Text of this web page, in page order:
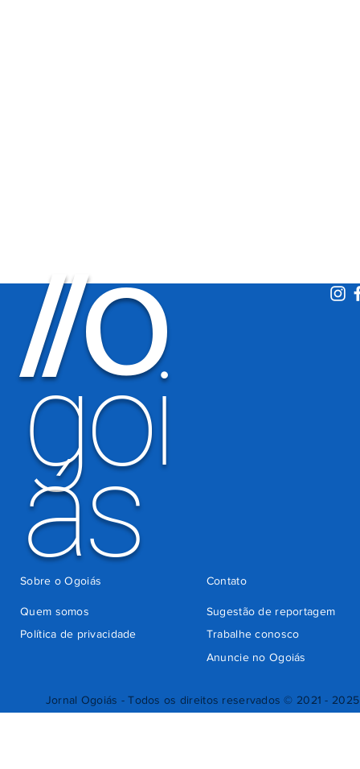
Jornal Ogoiás - Todos os direitos reservados © 2021 - 2025
//O
goi
ás
Quem somos
Sugestão de reportagem
Trabalhe conosco
Política de privacidade
Anuncie no Ogoiás
Contato
Sobre o Ogoiás